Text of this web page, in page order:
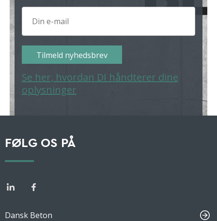
Tilmeld nyhedsbrev
Se her, hvordan DI håndterer dine
oplysninger
FØLG OS PÅ
Dansk Beton